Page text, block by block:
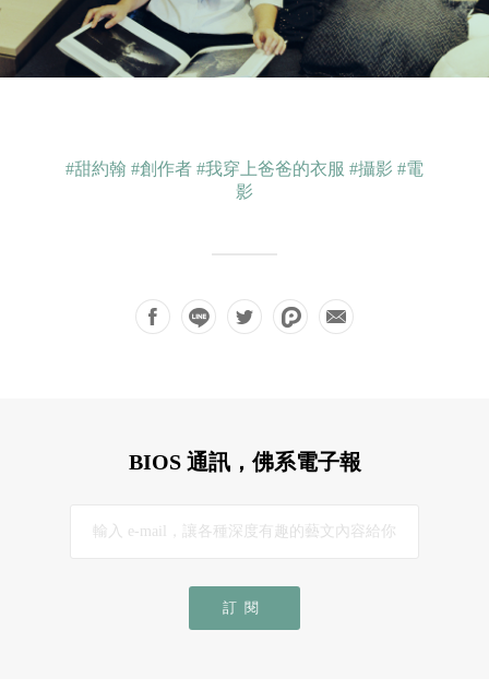
#甜約翰 #創作者 #我穿上爸爸的衣服 #攝影 #電
影
BIOS 通訊，佛系電子報
訂閱